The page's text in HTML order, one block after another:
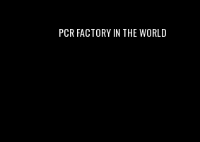
PCR FACTORY IN THE WORLD